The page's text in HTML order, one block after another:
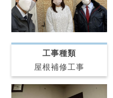
工事種類
屋根補修工事